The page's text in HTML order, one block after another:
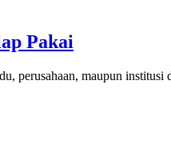
Pakai
perusahaan, maupun